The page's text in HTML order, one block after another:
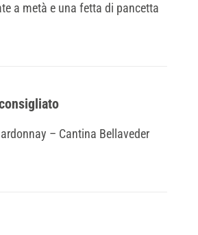
a metà e una fetta di pancetta
– Cantina Bellaveder